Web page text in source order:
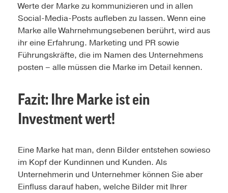
Werte der Marke zu kommunizieren und in allen
Social-Media-Posts aufleben zu lassen. Wenn eine
Marke alle Wahrnehmungsebenen berührt, wird aus
ihr eine Erfahrung. Marketing und PR sowie
Führungskräfte, die im Namen des Unternehmens
posten – alle müssen die Marke im Detail kennen.
Fazit: Ihre Marke ist ein
Investment wert!
Eine Marke hat man, denn Bilder entstehen sowieso
im Kopf der Kundinnen und Kunden. Als
Unternehmerin und Unternehmer können Sie aber
Einfluss darauf haben, welche Bilder mit Ihrer